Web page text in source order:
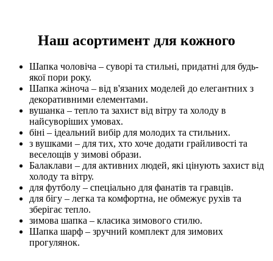
Наш асортимент для кожного
Шапка чоловіча – суворі та стильні, придатні для будь-
якої пори року.
Шапка жіноча – від в'язаних моделей до елегантних з
декоративними елементами.
вушанка – тепло та захист від вітру та холоду в
найсуворіших умовах.
біні – ідеальний вибір для молодих та стильних.
з вушками – для тих, хто хоче додати грайливості та
веселощів у зимові образи.
Балаклави – для активних людей, які цінують захист від
холоду та вітру.
для футболу – спеціально для фанатів та гравців.
для бігу – легка та комфортна, не обмежує рухів та
зберігає тепло.
зимова шапка – класика зимового стилю.
Шапка шарф – зручний комплект для зимових
прогулянок.